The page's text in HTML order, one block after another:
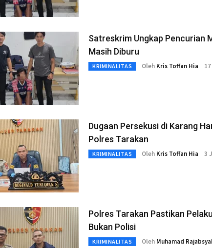
Satreskrim Ungkap Pencurian
Masih Diburu
KRIMINALITAS Oleh Kris Toffan Hia
Dugaan Persekusi di Karang
Polres Tarakan
KRIMINALITAS Oleh Kris Toffan Hia 3
Polres Tarakan Pastikan
Bukan Polisi
KRIMINALITAS Oleh Muhamad